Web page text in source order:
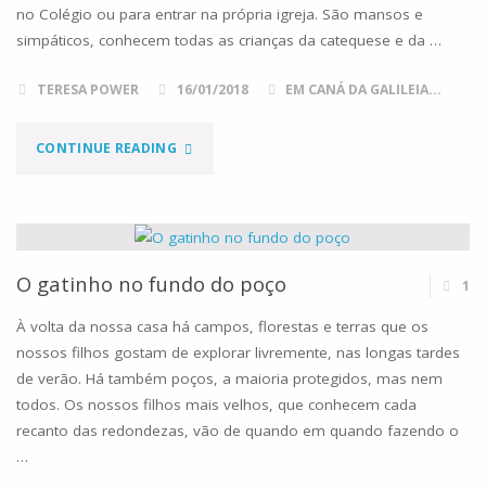
no Colégio ou para entrar na própria igreja. São mansos e
simpáticos, conhecem todas as crianças da catequese e da …
TERESA POWER 16/01/2018 EM CANÁ DA GALILEIA...
CONTINUE READING"O
A
IRMÃ
LÚCIA
E
A
O gatinho no fundo do poço 1
À volta da nossa casa há campos, florestas e terras que os
nossos filhos gostam de explorar livremente, nas longas tardes
de verão. Há também poços, a maioria protegidos, mas nem
todos. Os nossos filhos mais velhos, que conhecem cada
recanto das redondezas, vão de quando em quando fazendo o
…